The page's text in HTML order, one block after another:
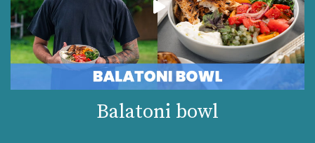
Balatoni bowl